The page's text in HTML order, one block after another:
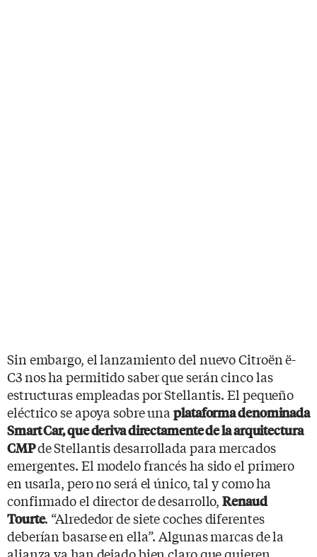
Sin embargo, el lanzamiento del nuevo Citroën ë-
C3 nos ha permitido saber que serán cinco las
estructuras empleadas por Stellantis. El pequeño
eléctrico se apoya sobre unaplataforma denominada
Smart Car, que deriva directamente de la arquitectura
CMPde Stellantis desarrollada para mercados
emergentes. El modelo francés ha sido el primero
en usarla, pero no será el único, tal y como ha
confirmado el director de desarrollo,Renaud
Tourte. “Alrededor de siete coches diferentes
deberían basarse en ella”. Algunas marcas de la